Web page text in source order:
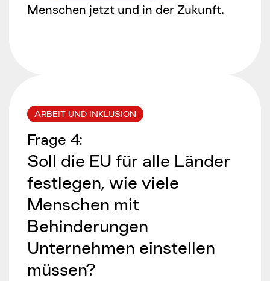
Menschen jetzt und in der Zukunft.
ARBEIT UND INKLUSION
Frage 4:
Soll die EU für alle Länder
festlegen, wie viele
Menschen mit
Behinderungen
Unternehmen einstellen
müssen?